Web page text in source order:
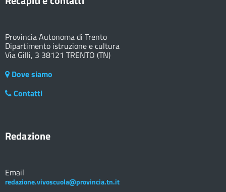
Provincia Autonoma di Trento
Dipartimento istruzione e cultura
Via Gilli, 3 38121 TRENTO (TN)
Dove siamo
Contatti
Redazione
Email
redazione.vivoscuola@provincia.tn.it